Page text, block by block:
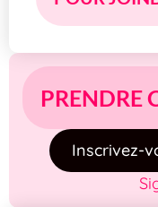
PRENDRE
Inscrivez-